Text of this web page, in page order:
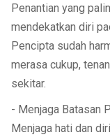
Penantian yang
mendekatkan diri
Pencipta sudah
merasa cukup,
sekitar.
- Menjaga Batasan
Menjaga hati dan